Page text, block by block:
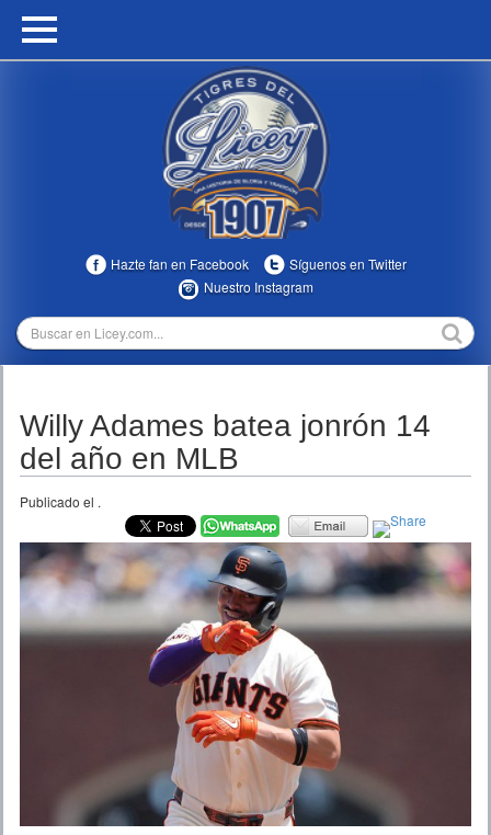
HOME
MULTIMEDIA
TEMPORADAS
Hazte fan en Facebook
Síguenos en Twitter
Nuestro Instagram
Willy Adames batea jonrón 14
del año en MLB
Publicado el .